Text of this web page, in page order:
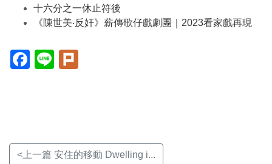
十六分之一休止符後
《陳世美‧反奸》薪傳歌仔戲劇團｜2023看家戲再現
Facebook(另
開
Line(另
開
<上一篇 安住的移動 Dwelling i...